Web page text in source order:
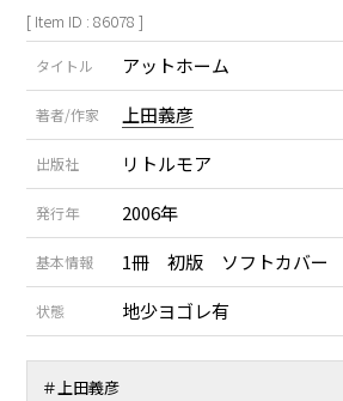
[ Item ID : 86078 ]
タイトル アットホーム
著者/作家 上田義彦
出版社 リトルモア
発行年 2006年
基本情報 1冊 初版 ソフトカバー
状態 地少ヨゴレ有
＃上田義彦